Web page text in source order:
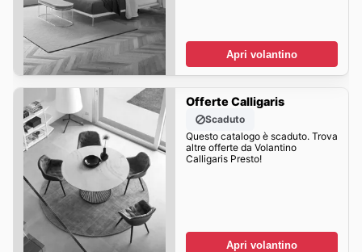
Apri volantino
Offerte Calligaris
Scaduto
Questo catalogo è scaduto. Trova
altre offerte da Volantino
Calligaris Presto!
Apri volantino